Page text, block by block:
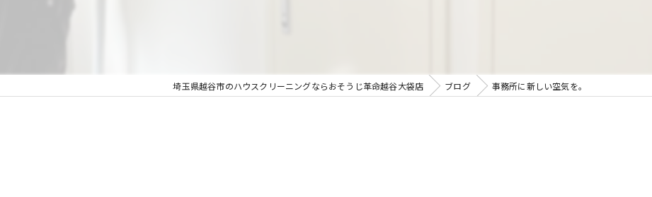
埼玉県越谷市のハウスクリーニングならおそうじ革命越谷大袋店 ブログ 事務所に新しい空気を。